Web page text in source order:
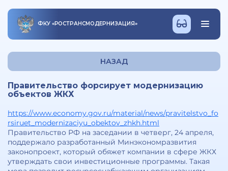
ФКУ «РОСТРАНСМОДЕРНИЗАЦИЯ»
НАЗАД
Правительство форсирует модернизацию
объектов ЖКХ
https://www.economy.gov.ru/material/news/pravitelstvo_fo
rsiruet_modernizaciyu_obektov_zhkh.html
Правительство РФ на заседании в четверг, 24 апреля,
поддержало разработанный Минэкономразвития
законопроект, который обяжет компании в сфере ЖКХ
утверждать свои инвестиционные программы. Такая